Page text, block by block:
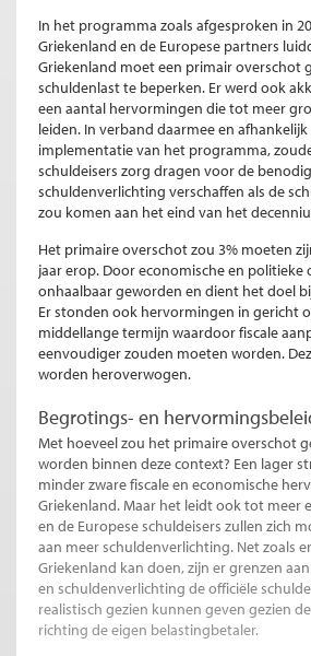
In het programma zoals afgesproken in
Griekenland en de Europese partners
Griekenland moet een primair overschot
schuldenlast te beperken. Er werd ook
een aantal hervormingen die tot meer
leiden. In verband daarmee en
implementatie van het programma,
schuldeisers zorg dragen voor de
schuldenverlichting verschaffen als de
zou komen aan het eind van het
Het primaire overschot zou 3% moeten
jaar erop. Door economische en
onhaalbaar geworden en dient het doel
Er stonden ook hervormingen in gericht
middellange termijn waardoor fiscale
eenvoudiger zouden moeten worden.
worden heroverwogen.
Begrotings- en
Met hoeveel zou het primaire overschot
worden binnen deze context? Een lager
minder zware fiscale en economische
Griekenland. Maar het leidt ook tot meer
en de Europese schuldeisers zullen zich
aan meer schuldenverlichting. Net zoals
Griekenland kan doen, zijn er grenzen
en schuldenverlichting de officiële
realistisch gezien kunnen geven gezien
richting de eigen belastingbetaler.